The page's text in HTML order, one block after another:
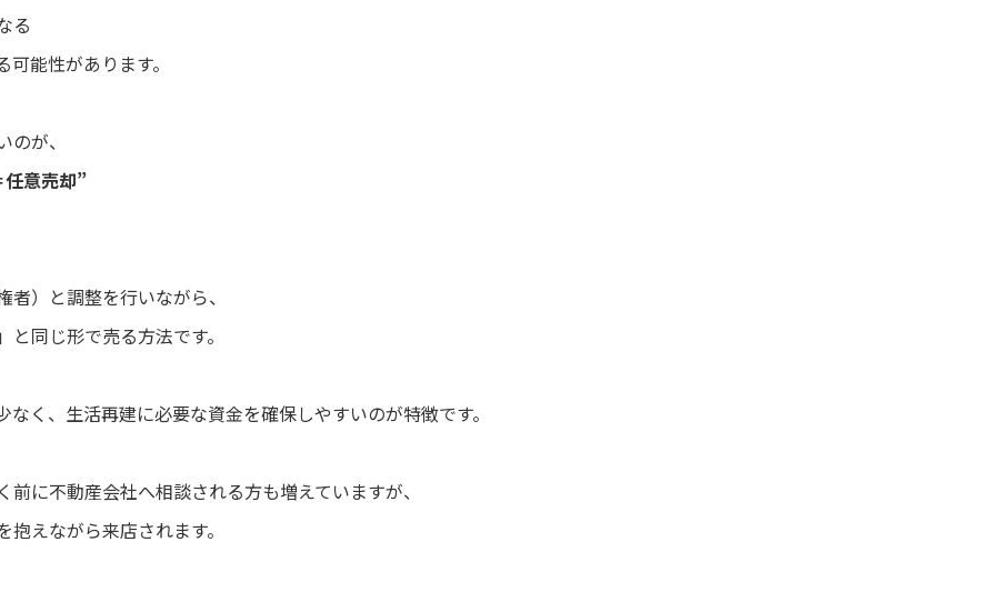
る
能性があります。
が、
意売却”
）と調整を行いながら、
同じ形で売る方法です。
く、生活再建に必要な資金を確保しやすいのが特徴です。
前に不動産会社へ相談される方も増えていますが、
えながら来店されます。